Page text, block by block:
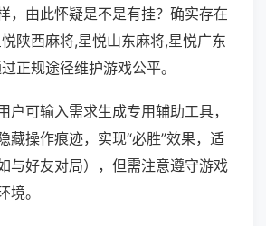
，由此怀疑是不是有挂？确实存在
陕西麻将,星悦山东麻将,星悦广东
正规途径维护游戏公平。
户可输入需求生成专用辅助工具，
藏操作痕迹，实现“必胜”效果，适
与好友对局），但需注意遵守游戏
境。